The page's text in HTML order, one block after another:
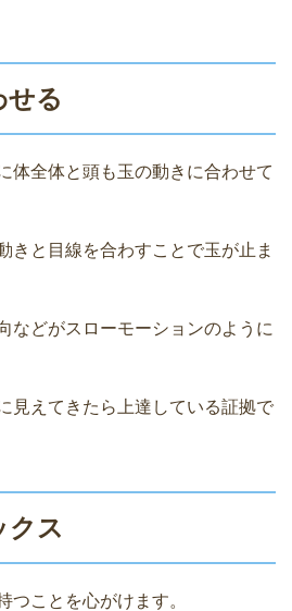
せる
体全体と頭も玉の動きに合わせて
きと目線を合わすことで玉が止ま
などがスローモーションのように
見えてきたら上達している証拠で
クス
つことを心がけます。